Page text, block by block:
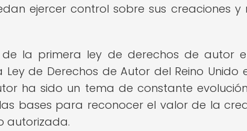
ejercer control sobre sus creaciones y
la primera ley de derechos de autor
de Derechos de Autor del Reino Unido
ha sido un tema de constante
bases para reconocer el valor de la
autorizada.